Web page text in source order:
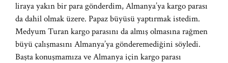
liraya yakın bir para gönderdim, Almanya’ya kargo parası
da dahil olmak üzere. Papaz büyüsü yaptırmak istedim.
Medyum Turan kargo parasını da almış olmasına rağmen
büyü çalışmasını Almanya’ya gönderemediğini söyledi.
Başta konuşmamıza ve Almanya için kargo parası